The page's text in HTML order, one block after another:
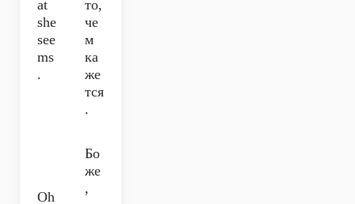
at
she
see
ms
.
то,
че
м
ка
же
тся
.
Oh
Бо
же
,